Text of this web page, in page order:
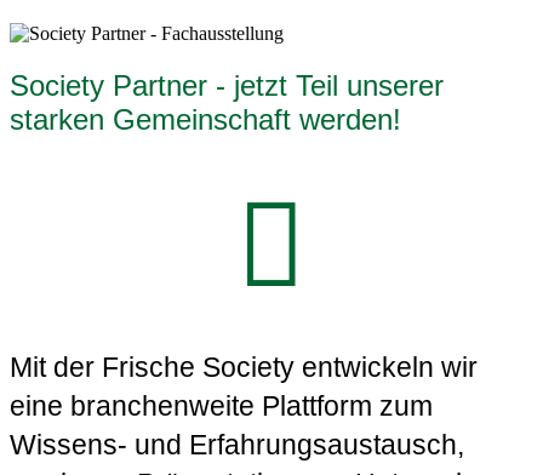
Society Partner - jetzt Teil unserer
starken Gemeinschaft werden!

Mit der Frische Society entwickeln wir
eine branchenweite Plattform zum
Wissens- und Erfahrungsaustausch,